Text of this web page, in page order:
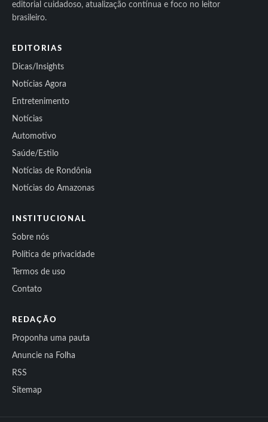
editorial cuidadoso, atualização contínua e foco no leitor
brasileiro.
EDITORIAS
Dicas/Insights
Notícias Agora
Entretenimento
Notícias
Automotivo
Saúde/Estilo
Notícias de Rondônia
Notícias do Amazonas
INSTITUCIONAL
Sobre nós
Política de privacidade
Termos de uso
Contato
REDAÇÃO
Proponha uma pauta
Anuncie na Folha
RSS
Sitemap